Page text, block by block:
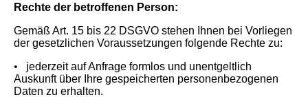
Rechte der betroffenen Person:
Gemäß Art. 15 bis 22 DSGVO stehen Ihnen bei Vorliegen
der gesetzlichen Voraussetzungen folgende Rechte zu:
• jederzeit auf Anfrage formlos und unentgeltlich
Auskunft über Ihre gespeicherten personenbezogenen
Daten zu erhalten.